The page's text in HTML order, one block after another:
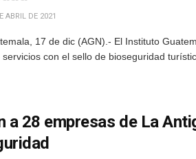
ABRIL DE 2021
17 de dic (AGN).- El Instituto
con el sello de bioseguridad
a 28 empresas de La